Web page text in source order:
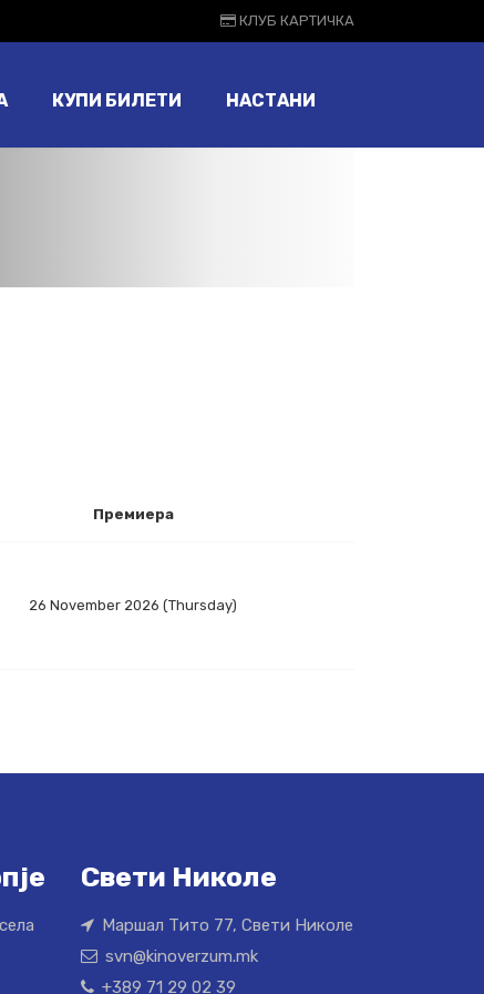
КЛУБ КАРТИЧКА
КУПИ БИЛЕТИ НАСТАНИ
Премиера
26 November 2026 (Thursday)
Свети Николе
Маршал Тито 77, Свети Николе
svn@kinoverzum.mk
+389 71 29 02 39